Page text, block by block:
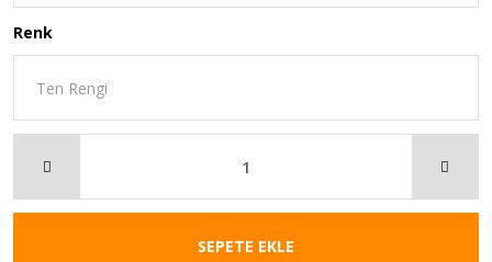
Renk
SEPETE EKLE